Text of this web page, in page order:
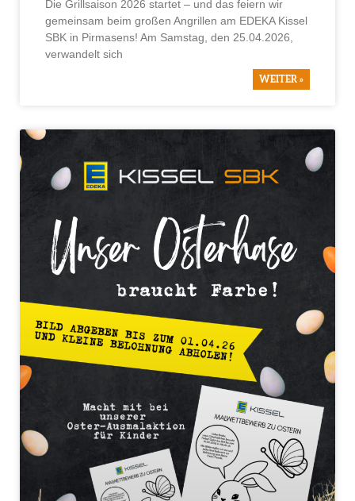
Die Grillsaison 2026 startet – und das feiern wir
gemeinsam beim großen Angrillen am EDEKA Kissel
SBK in Pirmasens! Am Samstag, den 25.04.2026,
verwandelt sich
WEITER »